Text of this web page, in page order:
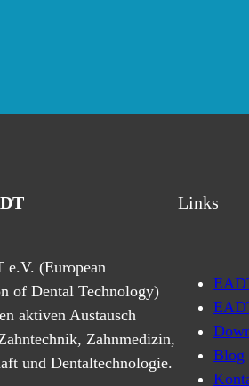
e.V. (European
of Dental Technology)
aktiven Austausch
Zahnmedizin,
und Dentaltechnologie.
Links
Blog